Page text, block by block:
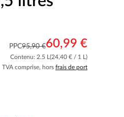
PPC95,90 €60,99 €
Contenu: 2.5 L (24,40 € / 1 L)
TVA comprise, hors frais de port